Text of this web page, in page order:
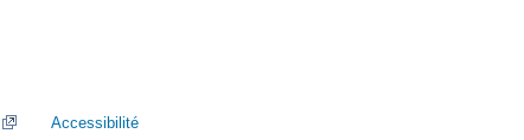
Accessibilité